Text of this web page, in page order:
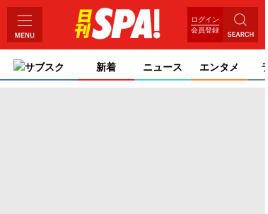
ログイン
会員登録
サブスク 新着 ニュース エンタメ